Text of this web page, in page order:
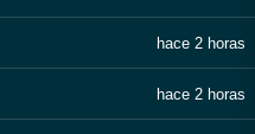
hace 2 horas
hace 2 horas